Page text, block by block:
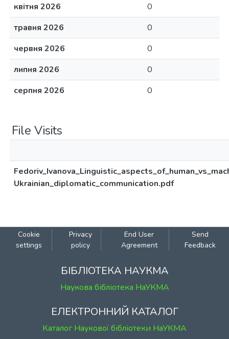
квітня 2026
0
травня 2026
0
червня 2026
0
липня 2026
0
серпня 2026
0
File Visits
Ukrainian_diplomatic_communication.pdf
Cookie
settings
Privacy
policy
End User
Agreement
Send
Feedback
БІБЛІОТЕКА НАУКМА
Наукова бібліотека НаУКМА
ЕЛЕКТРОННИЙ КАТАЛОГ
Каталог Наукової бібліотеки НаУКМА